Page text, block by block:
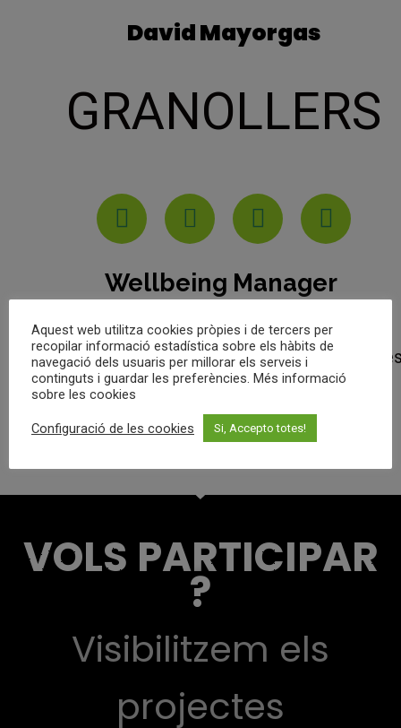
David Mayorgas
GRANOLLERS
Wellbeing Manager
Millora la condició física i emocional a
de l’activitat física en entorns laborals
VOLS PARTICIPAR
?
Visibilitzem els
projectes
Aquest web utilitza cookies pròpies i de tercers per
recopilar informació estadística sobre els hàbits de
navegació dels usuaris per millorar els serveis i
continguts i guardar les preferències. Més informació
sobre les cookies
Configuració de les cookies Si, Accepto totes!